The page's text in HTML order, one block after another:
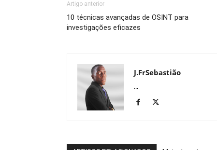
Artigo anterior
10 técnicas avançadas de OSINT para
investigações eficazes
J.FrSebastião
...